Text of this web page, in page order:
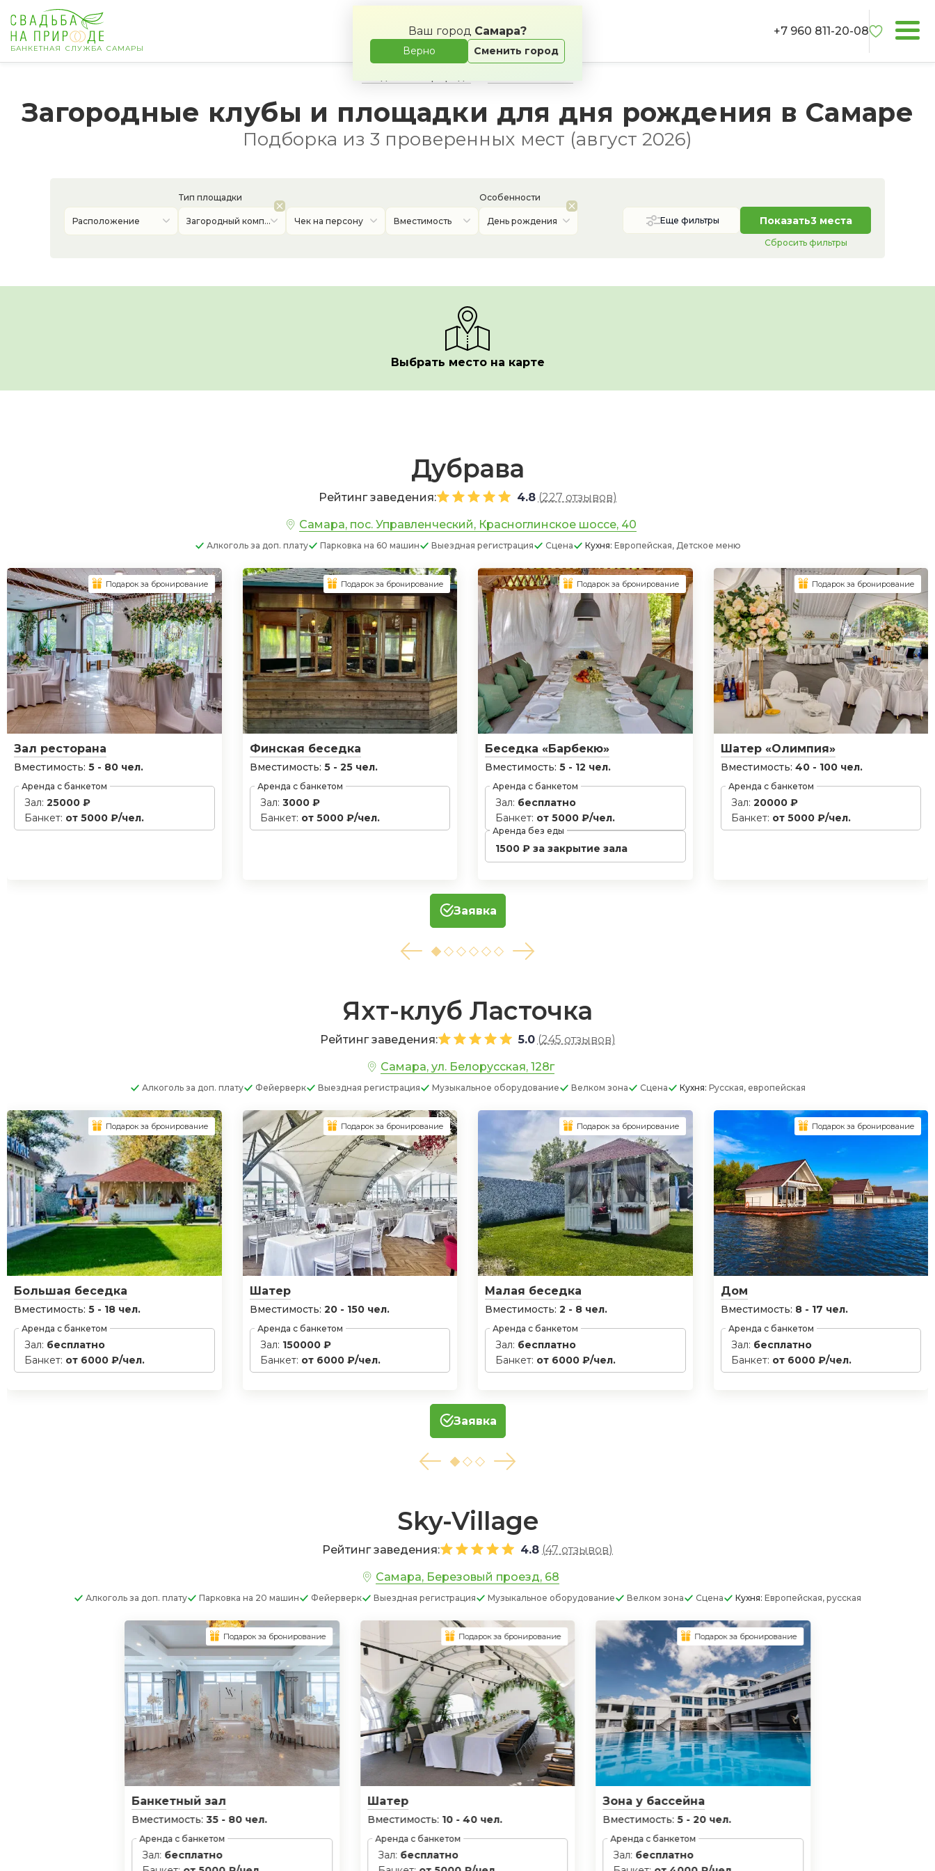
Ваш город Самара?
Верно Сменить город
БАНКЕТНАЯ СЛУЖБА САМАРЫ
Банкет
Выпускной
+7 960 811-20-08
Загородные клубы и площадки для дня рождения в Самаре
Подборка из 3 проверенных мест (август 2026)
Расположение Загородный комплекс
Тип площадки
Чек на персону Вместимость День рождения
Особенности
Еще фильтры Показать3 места
Сбросить фильтры
Выбрать место на карте
Дубрава
Рейтинг заведения: 4.8 (227 отзывов)
Самара, пос. Управленческий, Красноглинское шоссе, 40
Алкоголь за доп. плату Парковка на 60 машин Выездная регистрация Сцена Кухня: Европейская, Детское меню
Зал ресторана
Вместимость: 5 - 80 чел.
Аренда с банкетом
Зал: 25000 ₽
Банкет: от 5000 ₽/чел.
Подарок за бронирование
Финская беседка
Вместимость: 5 - 25 чел.
Аренда с банкетом
Зал: 3000 ₽
Банкет: от 5000 ₽/чел.
Подарок за бронирование
Беседка «Барбекю»
Вместимость: 5 - 12 чел.
Аренда с банкетом
Зал: бесплатно
Банкет: от 5000 ₽/чел.
Аренда без еды
1500 ₽ за закрытие зала
Подарок за бронирование
Шатер «Олимпия»
Вместимость: 40 - 100 чел.
Аренда с банкетом
Зал: 20000 ₽
Банкет: от 5000 ₽/чел.
Подарок за бронирование
Заявка
Яхт-клуб Ласточка
Рейтинг заведения: 5.0 (245 отзывов)
Самара, ул. Белорусская, 128г
Алкоголь за доп. плату Фейерверк Выездная регистрация Музыкальное оборудование Велком зона Сцена Кухня: Русская, европейская
Большая беседка
Вместимость: 5 - 18 чел.
Аренда с банкетом
Зал: бесплатно
Банкет: от 6000 ₽/чел.
Подарок за бронирование
Шатер
Вместимость: 20 - 150 чел.
Аренда с банкетом
Зал: 150000 ₽
Банкет: от 6000 ₽/чел.
Подарок за бронирование
Малая беседка
Вместимость: 2 - 8 чел.
Аренда с банкетом
Зал: бесплатно
Банкет: от 6000 ₽/чел.
Подарок за бронирование
Дом
Вместимость: 8 - 17 чел.
Аренда с банкетом
Зал: бесплатно
Банкет: от 6000 ₽/чел.
Подарок за бронирование
Заявка
Sky-Village
Рейтинг заведения: 4.8 (47 отзывов)
Самара, Березовый проезд, 68
Алкоголь за доп. плату Парковка на 20 машин Фейерверк Выездная регистрация Музыкальное оборудование Велком зона Сцена Кухня: Европейская, русская
Банкетный зал
Вместимость:35 - 80 чел.
Аренда с банкетом
Зал: бесплатно
Подарок за бронирование
Шатер
Вместимость: 10 - 40 чел.
Аренда с банкетом
Зал: бесплатно
Подарок за бронирование
Зона у бассейна
Вместимость:5 - 20 чел.
Аренда с банкетом
Зал: бесплатно
Подарок за бронирование